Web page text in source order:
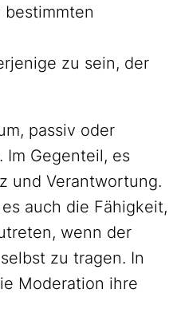
bestimmten
zu sein, der
passiv oder
Im Gegenteil, es
und Verantwortung.
auch die Fähigkeit,
wenn der
zu tragen. In
Moderation ihre